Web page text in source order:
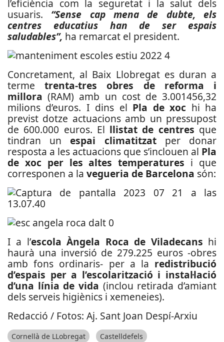
l’eficiència com la seguretat i la salut dels
usuaris. “Sense cap mena de dubte, els
centres educatius han de ser espais
saludables”, ha remarcat el president.
Concretament, al Baix Llobregat es duran a
termetrenta-tres obres de reforma i
millora (RAM) amb un cost de 3.001456,32
milions d’euros. I dins el Pla de xoc hi ha
previst dotze actuacions amb un pressupost
de 600.000 euros. El llistat de centres que
tindran unespai climatitzatper donar
resposta a les actuacions que s’inclouen al Pla
de xoc per les altes temperatures i que
corresponen a la vegueria de Barcelona són:
I a l’escola Àngela Roca de Viladecans hi
haurà una inversió de 279.225 euros -obres
amb fons ordinaris- per a la redistribució
d’espais per a l’escolarització i instal·lació
d’una línia de vida (inclou retirada d’amiant
dels serveis higiènics i xemeneies).
Redacció / Fotos: Aj. Sant Joan Despí-Arxiu
Cornellà de LLobregat
Castelldefels